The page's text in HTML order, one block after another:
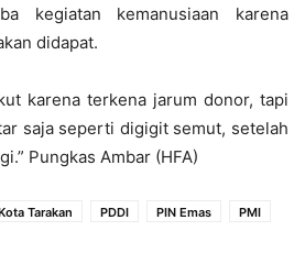
kegiatan kemanusiaan karena
didapat.
karena terkena jarum donor, tapi
saja seperti digigit semut, setelah
Pungkas Ambar (HFA)
Tarakan PDDI PIN Emas
PMI